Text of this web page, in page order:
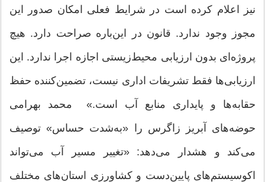
نیز اعلام کرده است در شرایط فعلی امکان صدور این
مجوز وجود ندارد. قانون در این‌باره صراحت دارد. هیچ
پروژه‌ای بدون ارزیابی محیط‌زیستی اجازه اجرا ندارد. این
ارزیابی‌ها فقط تشریفات اداری نیست، تضمین‌کننده حفظ
حقابه‌ها و پایداری منابع آب است.» محمد بهرامی
حوضه‌های آبریز زاگرس را «به‌شدت حساس» توصیف
می‌کند و هشدار می‌دهد: «تغییر مسیر آب می‌تواند
اکوسیستم‌های پایین‌دست و کشاورزی استان‌های مختلف